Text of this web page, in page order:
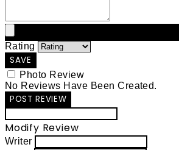
Rating
SAVE
Photo Review
No Reviews Have Been Created.
POST REVIEW
Modify Review
Writer